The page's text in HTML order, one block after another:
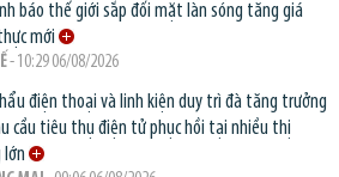
báo thế giới sắp đối mặt làn sóng tăng giá
mới
- 10:29 06/08/2026
điện thoại và linh kiện duy trì đà tăng trưởng
cầu tiêu thụ điện tử phục hồi tại nhiều thị